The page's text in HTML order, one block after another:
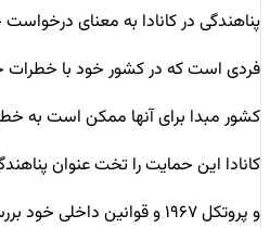
پناهندگی در کانادا به معنای
فردی است که در کشور خود با خطرات
کشور مبدا برای آنها ممکن است به
و پروتکل ۱۹۶۷ و قوانین داخلی خود بررسی می‌کند و به متقاضیان،